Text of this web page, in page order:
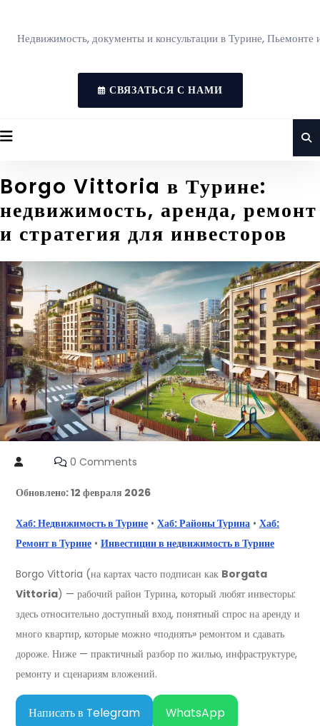
Недвижимость, документы и консультации в Турине, Пьемонте
СВЯЗАТЬСЯ С НАМИ
Borgo Vittoria в Турине:
недвижимость, аренда, ремонт
и стратегия для инвесторов
0 Comments
Обновлено: 12 февраля 2026
Хаб: Недвижимость в Турине • Хаб: Районы Турина • Хаб:
Ремонт в Турине • Инвестиции в недвижимость в Турине
Borgo Vittoria (на картах часто подписан как Borgata
Vittoria) — рабочий район Турина, который любят инвесторы:
здесь относительно доступный вход, понятный спрос на аренду и
много квартир, которые можно «поднять» ремонтом и сдавать
дороже. Ниже — практичный разбор по жилью, инфраструктуре,
ремонту и сценариям вложений.
Написать в Telegram WhatsApp